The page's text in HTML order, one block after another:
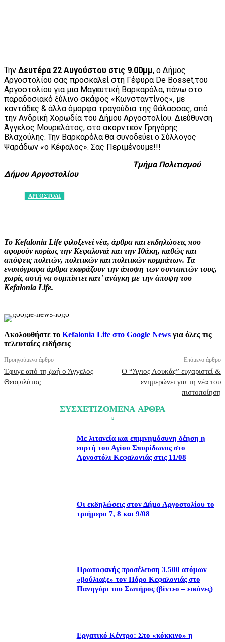
Την Δευτέρα 22 Αυγούστου στις 9.00μμ, ο Δήμος
Αργοστολίου σας προσκαλεί στη Γέφυρα De Bosset,του
Αργοστολίου για μια Μαγευτική Βαρκαρόλα, πάνω στο
παραδοσιακό ξύλινο σκάφος «Κωνσταντίνος», με
καντάδες & άλλα όμορφα τραγούδια της θάλασσας, από
την Ανδρική Χορωδία του Δήμου Αργοστολίου. Διεύθυνση
Άγγελος Μουρελάτος, στο ακορντεόν Γρηγόρης
Βλαχούλης. Την Βαρκαρόλα θα συνοδεύει ο Σύλλογος
Ψαράδων «ο Κέφαλος». Σας Περιμένουμε!!!
Τμήμα Πολιτισμού
Δήμου Αργοστολίου
ΑΡΓΟΣΤΟΛΙ
Το Kefalonia Life φιλοξενεί νέα, άρθρα και εκδηλώσεις που
αφορούν κυρίως την Κεφαλονιά και την Ιθάκη, καθώς και
απόψεις πολιτών, πολιτικών και πολιτικών κομμάτων. Τα
ενυπόγραφα άρθρα εκφράζουν την άποψη των συντακτών τους,
χωρίς αυτή να συμπίπτει κατ' ανάγκη με την άποψη του
Kefalonia Life.
Ακολουθήστε το Kefalonia Life στο Google News για όλες τις
τελευταίες ειδήσεις
Προηγούμενο άρθρο
Έφυγε από τη ζωή ο Άγγελος
Θεοφιλάτος
Επόμενο άρθρο
Ο “Άγιος Λουκάς” ευχαριστεί &
ενημερώνει για τη νέα του
πιστοποίηση
ΣΥΣΧΕΤΙΖΟΜΕΝΑ ΑΡΘΡΑ
Με λιτανεία και επιμνημόσυνη δέηση η
εορτή του Αγίου Σπυρίδωνος στο
Αργοστόλι Κεφαλονιάς στις 11/08
Οι εκδηλώσεις στον Δήμο Αργοστολίου το
τριήμερο 7, 8 και 9/08
Πρωτοφανής προσέλευση 3.500 ατόμων
«βούλιαξε» τον Πόρο Κεφαλονιάς στο
Πανηγύρι του Σωτήρος (βίντεο – εικόνες)
Εργατικό Κέντρο: Στο «κόκκινο» η